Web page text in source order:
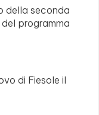
della seconda
programma
di Fiesole il